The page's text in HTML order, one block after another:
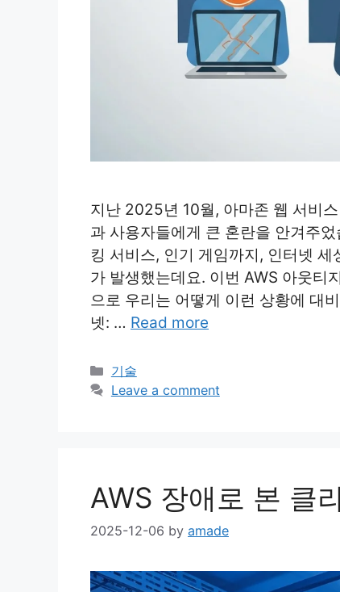
지난 2025년 10월, 아마존 웹 서비
과 사용자들에게 큰 혼란을 안겨주
킹 서비스, 인기 게임까지, 인터넷
가 발생했는데요. 이번 AWS 아웃티
으로 우리는 어떻게 이런 상황에 대
넷: … Read more
Categories
기술
Leave a comment
AWS 장애로 본 클
2025-12-06 by amade